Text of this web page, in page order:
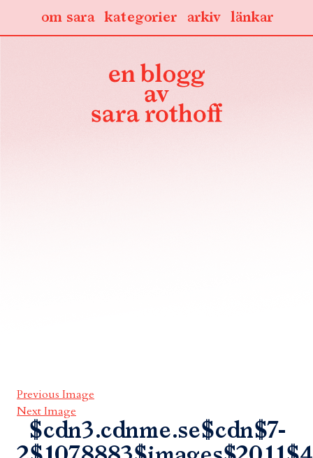
länkar
arkiv
kategorier
om sara
Previous Image
Next Image
$cdn3.cdnme.se$cdn$7-